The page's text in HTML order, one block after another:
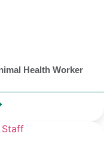
Health Worker